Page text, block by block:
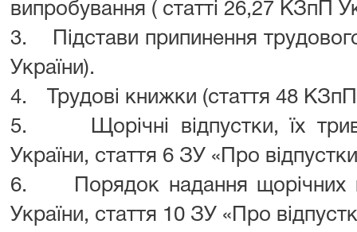
випробування ( статті 26,27 КЗпП
3.
Підстави припинення
України).
4.
Трудові книжки (стаття 48
5.
Щорічні відпустки, їх
України, стаття 6 ЗУ «Про
6.
Порядок надання щорічних
України, стаття 10 ЗУ «Про